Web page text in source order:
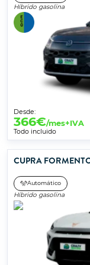
Híbrido gasolina
Desde:
366€/mes+IVA
Todo incluido
CUPRA
Automático
Híbrido gasolina